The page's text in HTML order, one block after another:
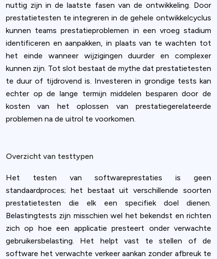
nuttig zijn in de laatste fasen van de ontwikkeling. Door
prestatietesten te integreren in de gehele ontwikkelcyclus
kunnen teams prestatieproblemen in een vroeg stadium
identificeren en aanpakken, in plaats van te wachten tot
het einde wanneer wijzigingen duurder en complexer
kunnen zijn. Tot slot bestaat de mythe dat prestatietesten
te duur of tijdrovend is. Investeren in grondige tests kan
echter op de lange termijn middelen besparen door de
kosten van het oplossen van prestatiegerelateerde
problemen na de uitrol te voorkomen.
Overzicht van testtypen
Het testen van softwareprestaties is geen
standaardproces; het bestaat uit verschillende soorten
prestatietesten die elk een specifiek doel dienen.
Belastingtests zijn misschien wel het bekendst en richten
zich op hoe een applicatie presteert onder verwachte
gebruikersbelasting. Het helpt vast te stellen of de
software het verwachte verkeer aankan zonder afbreuk te